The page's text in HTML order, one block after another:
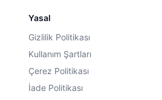
Yasal
Gizlilik Politikası
Kullanım Şartları
Çerez Politikası
İade Politikası